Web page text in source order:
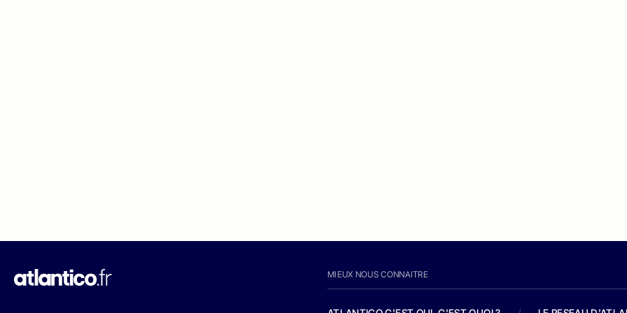
MIEUX NOUS CONNAITRE